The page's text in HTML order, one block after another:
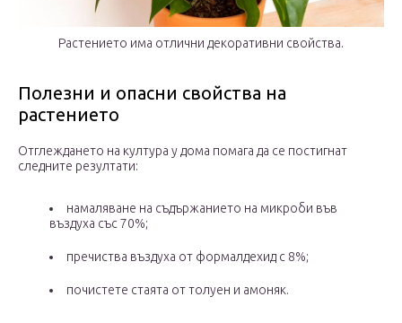
Растението има отлични декоративни свойства.
Полезни и опасни свойства на
растението
Отглеждането на култура у дома помага да се постигнат
следните резултати:
намаляване на съдържанието на микроби във
въздуха със 70%;
пречиства въздуха от формалдехид с 8%;
почистете стаята от толуен и амоняк.